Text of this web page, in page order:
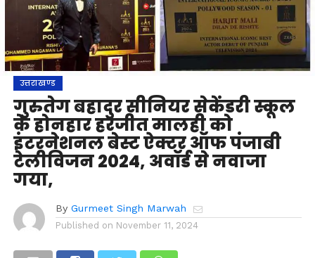
उत्तराखण्ड
गुरुतेग बहादुर सीनियर सेकेंडरी स्कूल
के होनहार हरजीत मालही को
इंटरनेशनल बेस्ट ऐक्टर ऑफ पंजाबी
टेलीविजन 2024, अवॉर्ड से नवाजा
गया,
By Gurmeet Singh Marwah
Published on November 11, 2024